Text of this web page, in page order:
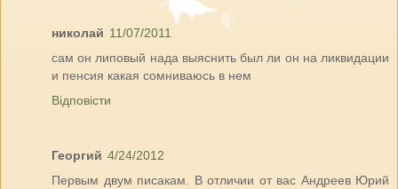
николай 11/07/2011
сам он липовый нада выяснить был ли он на ликвидации
и пенсия какая сомниваюсь в нем
Відповісти
Георгий 4/24/2012
Первым двум писакам. В отличии от вас Андреев Юрий